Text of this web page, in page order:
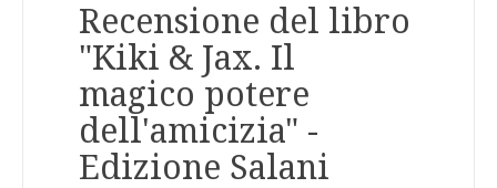
Recensione del libro
"Kiki & Jax. Il
magico potere
dell'amicizia" -
Edizione Salani